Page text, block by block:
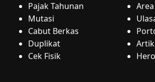
Pajak Tahunan
Mutasi
Cabut Berkas
Duplikat
Cek Fisik
Area
Hero